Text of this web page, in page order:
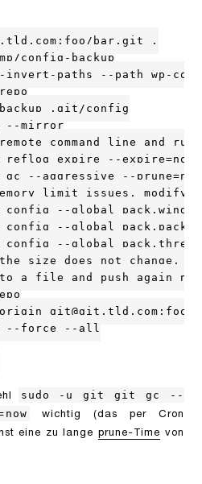
bar.git .
config-backup
paths --path wp-
.git/config
mirror
command line and
expire --
--aggressive --prune=now
limit issues, modify
--global
--global
--global
size does not change,
a file and push again
git@git.tld.com:foo/
--force --all
sudo -u git git gc --
wichtig (das per Cron
eine zu lange prune-Time von